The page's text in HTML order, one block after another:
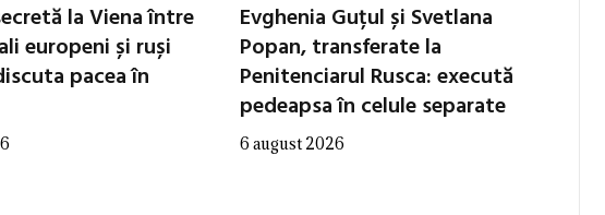
la Viena între
europeni și ruși
pacea în
Evghenia Guțul și Svetlana
Popan, transferate la
Penitenciarul Rusca: execută
pedeapsa în celule separate
6 august 2026